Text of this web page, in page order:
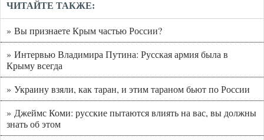
ЧИТАЙТЕ ТАКЖЕ:
» Вы признаете Крым частью России?
» Интервью Владимира Путина: Русская армия была в
Крыму всегда
» Украину взяли, как таран, и этим тараном бьют по России
» Джеймс Коми: русские пытаются влиять на вас, вы должны
знать об этом